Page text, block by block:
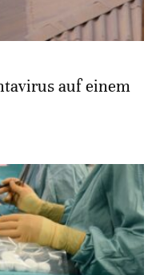
auf einem